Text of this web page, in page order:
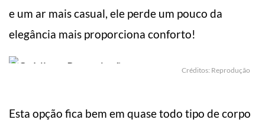
e um ar mais casual, ele perde um pouco da
elegância mais proporciona conforto!
Créditos: Reprodução
Esta opção fica bem em quase todo tipo de corpo